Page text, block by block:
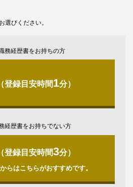
選びください。
務経歴書をお持ちの方
登録目安時間1分）
経歴書をお持ちでない方
登録目安時間3分）
らはこちらがおすすめです。